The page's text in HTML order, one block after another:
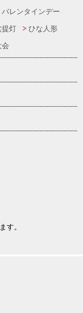
バレンタインデー
提灯
ひな人形
会
す。